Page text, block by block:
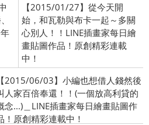
【2015/01/27】從今天開
始，和瓦勒與布卡一起～多關
心別人！！LINE插畫家每日繪
畫貼圖作品！原創精彩連載
中！
【2015/06/03】小編也想借人錢然後
人家百倍奉還！！(一個放高利貸的
念...)＿LINE插畫家每日繪畫貼圖作
！原創精彩連載中！